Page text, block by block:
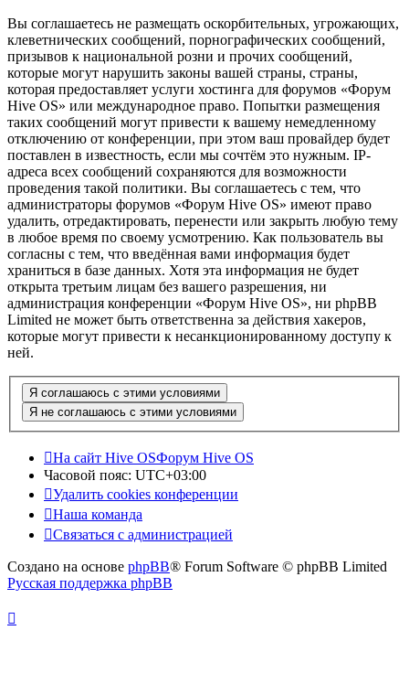
Вы соглашаетесь не размещать оскорбительных, угрожающих,
клеветнических сообщений, порнографических сообщений,
призывов к национальной розни и прочих сообщений,
которые могут нарушить законы вашей страны, страны,
которая предоставляет услуги хостинга для форумов «Форум
Hive OS» или международное право. Попытки размещения
таких сообщений могут привести к вашему немедленному
отключению от конференции, при этом ваш провайдер будет
поставлен в известность, если мы сочтём это нужным. IP-
адреса всех сообщений сохраняются для возможности
проведения такой политики. Вы соглашаетесь с тем, что
администраторы форумов «Форум Hive OS» имеют право
удалить, отредактировать, перенести или закрыть любую тему
в любое время по своему усмотрению. Как пользователь вы
согласны с тем, что введённая вами информация будет
храниться в базе данных. Хотя эта информация не будет
открыта третьим лицам без вашего разрешения, ни
администрация конференции «Форум Hive OS», ни phpBB
Limited не может быть ответственна за действия хакеров,
которые могут привести к несанкционированному доступу к
ней.
На сайт Hive OSФорум Hive OS
Часовой пояс: UTC+03:00
Удалить cookies конференции
Наша команда
Связаться с администрацией
Создано на основе phpBB® Forum Software © phpBB Limited
Русская поддержка phpBB